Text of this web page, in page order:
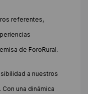
referentes,
de ForoRural.
a nuestros
una dinámica